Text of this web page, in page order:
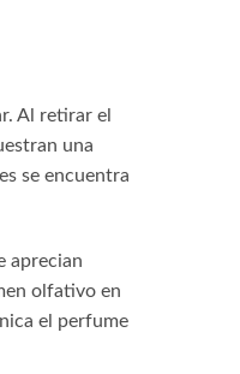
Al retirar el
una
se encuentra
aprecian
olfativo en
el perfume